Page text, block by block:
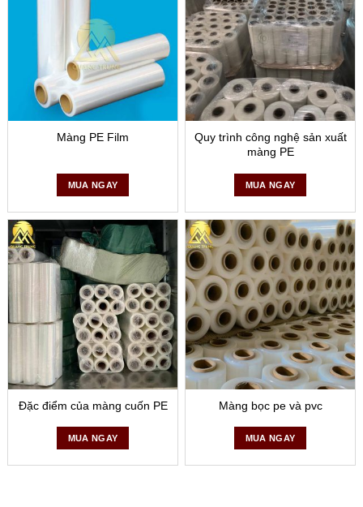
Màng PE Film
MUA NGAY
Quy trình công nghệ sản xuất
màng PE
MUA NGAY
Đặc điểm của màng cuốn PE
MUA NGAY
Màng bọc pe và pvc
MUA NGAY